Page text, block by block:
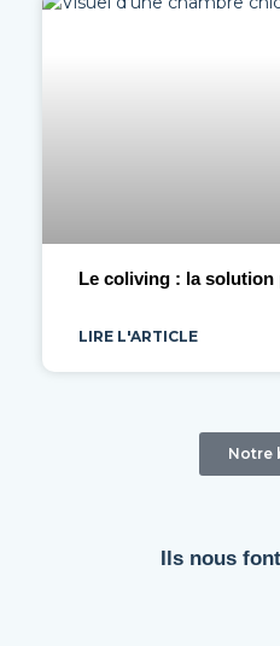
Le coliving : la solution
LIRE L'ARTICLE
Notre
Ils nous